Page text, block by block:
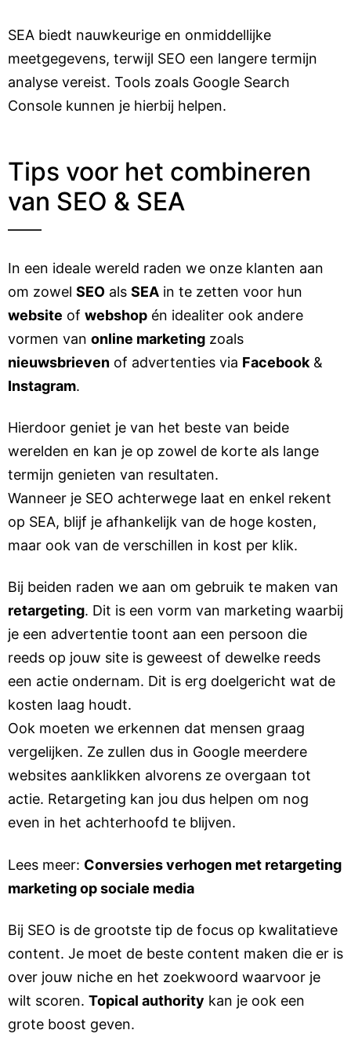
SEA biedt nauwkeurige en onmiddellijke
meetgegevens, terwijl SEO een langere termijn
analyse vereist. Tools zoals Google Search
Console kunnen je hierbij helpen.
Tips voor het combineren
van SEO & SEA
In een ideale wereld raden we onze klanten aan
om zowel SEO als SEA in te zetten voor hun
website of webshop én idealiter ook andere
vormen van online marketing zoals
nieuwsbrieven of advertenties via Facebook &
Instagram.
Hierdoor geniet je van het beste van beide
werelden en kan je op zowel de korte als lange
termijn genieten van resultaten.
Wanneer je SEO achterwege laat en enkel rekent
op SEA, blijf je afhankelijk van de hoge kosten,
maar ook van de verschillen in kost per klik.
Bij beiden raden we aan om gebruik te maken van
retargeting. Dit is een vorm van marketing waarbij
je een advertentie toont aan een persoon die
reeds op jouw site is geweest of dewelke reeds
een actie ondernam. Dit is erg doelgericht wat de
kosten laag houdt.
Ook moeten we erkennen dat mensen graag
vergelijken. Ze zullen dus in Google meerdere
websites aanklikken alvorens ze overgaan tot
actie. Retargeting kan jou dus helpen om nog
even in het achterhoofd te blijven.
Lees meer: Conversies verhogen met retargeting
marketing op sociale media
Bij SEO is de grootste tip de focus op kwalitatieve
content. Je moet de beste content maken die er is
over jouw niche en het zoekwoord waarvoor je
wilt scoren. Topical authority kan je ook een
grote boost geven.